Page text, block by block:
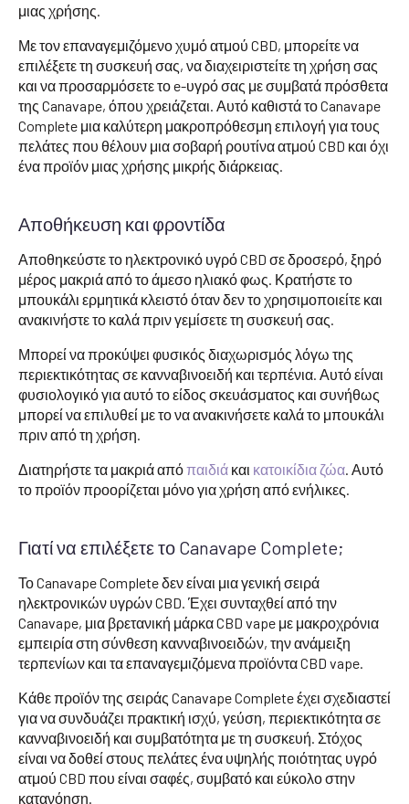
μιας χρήσης.
Με τον επαναγεμιζόμενο χυμό ατμού CBD, μπορείτε να
επιλέξετε τη συσκευή σας, να διαχειριστείτε τη χρήση σας
και να προσαρμόσετε το e-υγρό σας με συμβατά πρόσθετα
της Canavape, όπου χρειάζεται. Αυτό καθιστά το Canavape
Complete μια καλύτερη μακροπρόθεσμη επιλογή για τους
πελάτες που θέλουν μια σοβαρή ρουτίνα ατμού CBD και όχι
ένα προϊόν μιας χρήσης μικρής διάρκειας.
Αποθήκευση και φροντίδα
Αποθηκεύστε το ηλεκτρονικό υγρό CBD σε δροσερό, ξηρό
μέρος μακριά από το άμεσο ηλιακό φως. Κρατήστε το
μπουκάλι ερμητικά κλειστό όταν δεν το χρησιμοποιείτε και
ανακινήστε το καλά πριν γεμίσετε τη συσκευή σας.
Μπορεί να προκύψει φυσικός διαχωρισμός λόγω της
περιεκτικότητας σε κανναβινοειδή και τερπένια. Αυτό είναι
φυσιολογικό για αυτό το είδος σκευάσματος και συνήθως
μπορεί να επιλυθεί με το να ανακινήσετε καλά το μπουκάλι
πριν από τη χρήση.
Διατηρήστε τα μακριά απόπαιδιά και κατοικίδια ζώα . Αυτό
το προϊόν προορίζεται μόνο για χρήση από ενήλικες.
Γιατί να επιλέξετε το Canavape Complete;
Το Canavape Complete δεν είναι μια γενική σειρά
ηλεκτρονικών υγρών CBD. Έχει συνταχθεί από την
Canavape, μια βρετανική μάρκα CBD vape με μακροχρόνια
εμπειρία στη σύνθεση κανναβινοειδών, την ανάμειξη
τερπενίων και τα επαναγεμιζόμενα προϊόντα CBD vape.
Κάθε προϊόν της σειράς Canavape Complete έχει σχεδιαστεί
για να συνδυάζει πρακτική ισχύ, γεύση, περιεκτικότητα σε
κανναβινοειδή και συμβατότητα με τη συσκευή. Στόχος
είναι να δοθεί στους πελάτες ένα υψηλής ποιότητας υγρό
ατμού CBD που είναι σαφές, συμβατό και εύκολο στην
κατανόηση.